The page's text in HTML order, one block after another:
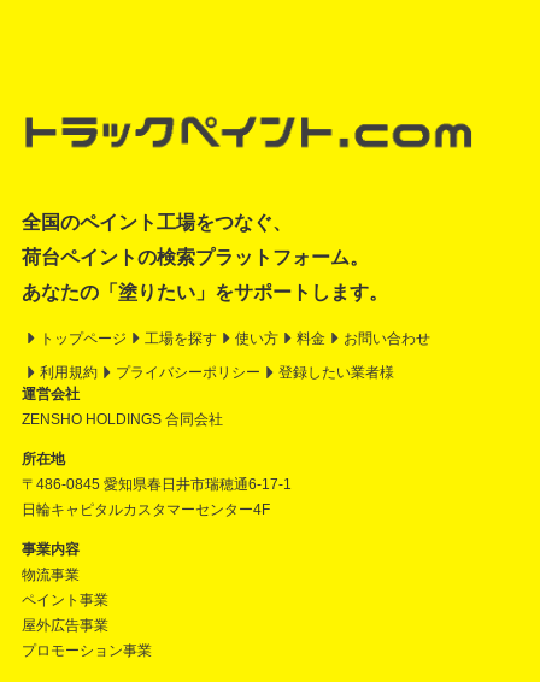
全国のペイント工場をつなぐ、
荷台ペイントの検索プラットフォーム。
あなたの「塗りたい」をサポートします。
トップページ 工場を探す 使い方 料金 お問い合わせ
利用規約 プライバシーポリシー
登録したい業者様
運営会社
ZENSHO HOLDINGS 合同会社
所在地
〒486-0845 愛知県春日井市瑞穂通6-17-1
日輪キャピタルカスタマーセンター4F
事業内容
物流事業
ペイント事業
屋外広告事業
プロモーション事業